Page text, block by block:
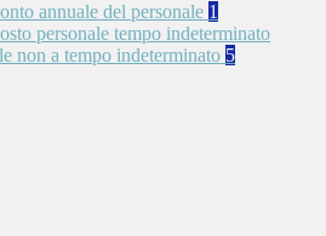
annuale del personale 1
personale tempo indeterminato
non a tempo indeterminato 5